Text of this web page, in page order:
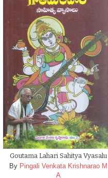
Goutama Lahari Sahitya Vyasalu
By Pingali Venkata Krishnarao M
A